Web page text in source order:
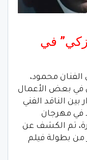
زكي” في
محمود،
في بعض الأعمال
الناقد الفني
في مهرجان
تم الكشف عن
من بطولة فيلم